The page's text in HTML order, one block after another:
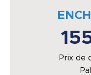
Prix de